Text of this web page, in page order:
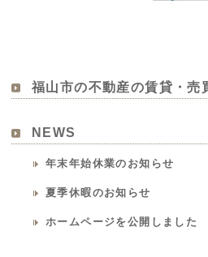
福山市の不動産の賃貸・売
NEWS
年末年始休業のお知らせ
夏季休暇のお知らせ
ホームページを公開しました